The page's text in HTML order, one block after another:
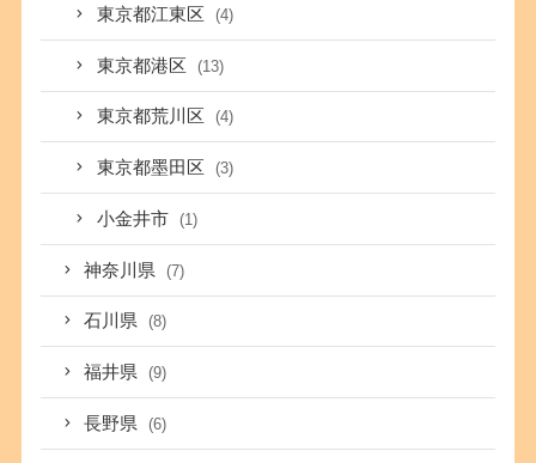
東京都江東区 (4)
東京都港区 (13)
東京都荒川区 (4)
東京都墨田区 (3)
小金井市 (1)
神奈川県 (7)
石川県 (8)
福井県 (9)
長野県 (6)